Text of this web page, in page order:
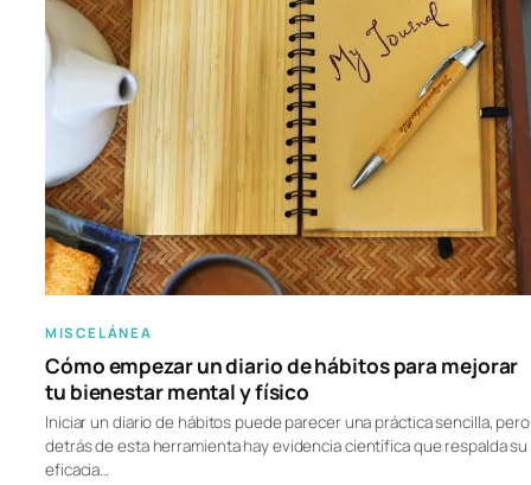
MISCELÁNEA
Cómo empezar un diario de hábitos para mejorar
tu bienestar mental y físico
Iniciar un diario de hábitos puede parecer una práctica sencilla, pero
detrás de esta herramienta hay evidencia científica que respalda su
eficacia…